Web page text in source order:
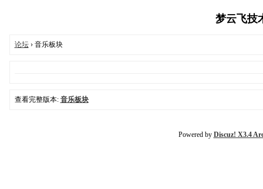
梦云飞技
论坛› 音乐板块
查看完整版本: 音乐板块
Powered by Discuz! X3.4